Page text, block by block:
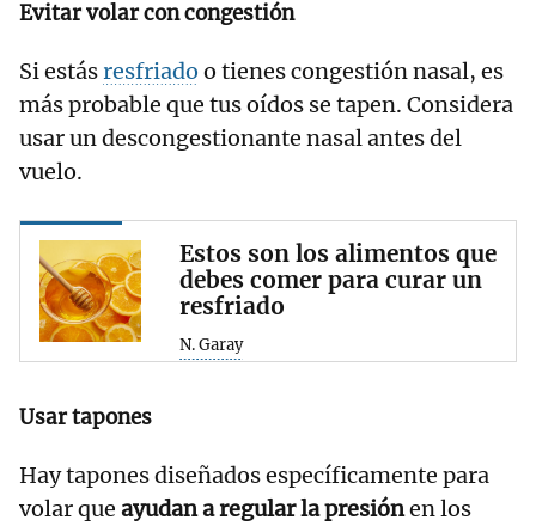
Evitar volar con congestión
Si estásresfriado o tienes congestión nasal, es
más probable que tus oídos se tapen. Considera
usar un descongestionante nasal antes del
vuelo.
Estos son los alimentos que
debes comer para curar un
resfriado
N. Garay
Usar tapones
Hay tapones diseñados específicamente para
volar que ayudan a regular la presiónen los